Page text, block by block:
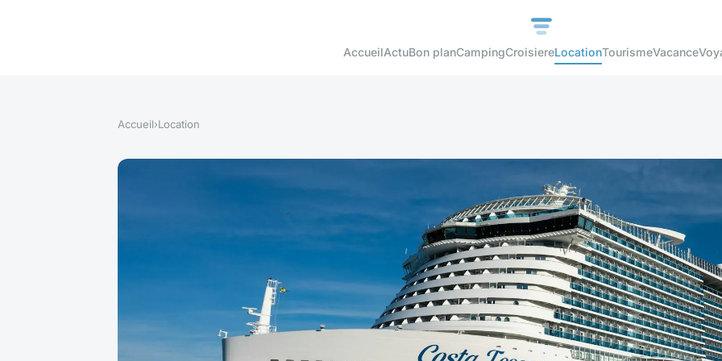
AccueilActuBon planCampingCroisiereLocationTourismeVacance
Accueil›Location